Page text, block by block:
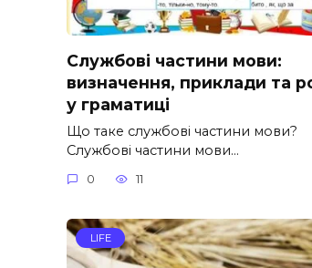
Службові частини мови:
визначення, приклади та
у граматиці
Що таке службові частини мови?
Службові частини мови…
0 11
LIFE